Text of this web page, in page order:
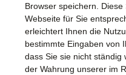
Browser speichern.
Webseite für Sie
erleichtert Ihnen die
bestimmte Eingaben von
dass Sie sie nicht ständig
der Wahrung unserer im